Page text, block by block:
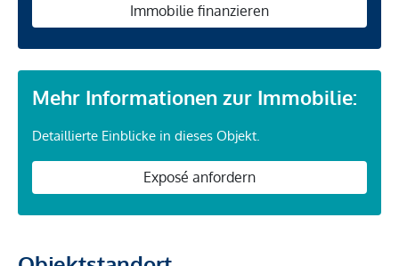
Immobilie finanzieren
Mehr Informationen zur Immobilie:
Detaillierte Einblicke in dieses Objekt.
Exposé anfordern